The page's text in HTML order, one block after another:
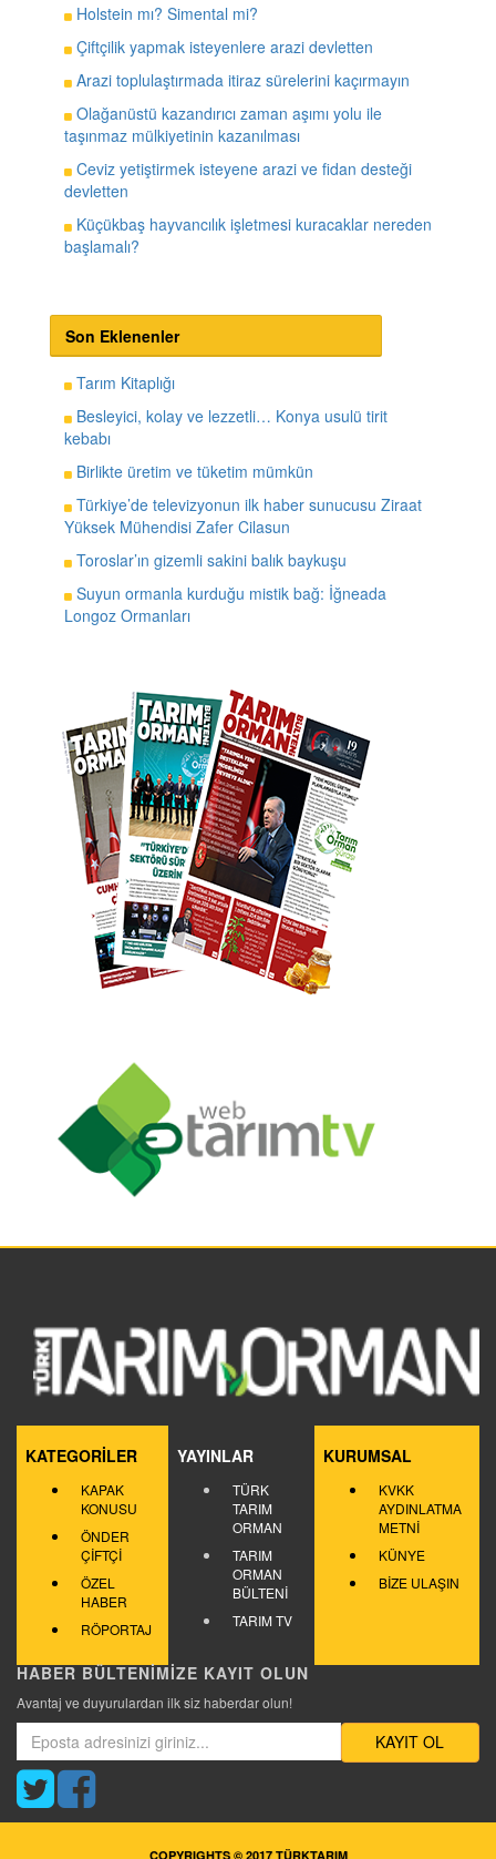
Holstein mı? Simental mi?
Çiftçilik yapmak isteyenlere arazi devletten
Arazi toplulaştırmada itiraz sürelerini kaçırmayın
Olağanüstü kazandırıcı zaman aşımı yolu ile
taşınmaz mülkiyetinin kazanılması
Ceviz yetiştirmek isteyene arazi ve fidan desteği
devletten
Küçükbaş hayvancılık işletmesi kuracaklar nereden
başlamalı?
Son Eklenenler
Tarım Kitaplığı
Besleyici, kolay ve lezzetli… Konya usulü tirit
kebabı
Birlikte üretim ve tüketim mümkün
Türkiye’de televizyonun ilk haber sunucusu Ziraat
Yüksek Mühendisi Zafer Cilasun
Toroslar’ın gizemli sakini balık baykuşu
Suyun ormanla kurduğu mistik bağ: İğneada
Longoz Ormanları
KATEGORİLER
KAPAK
KONUSU
ÖNDER
ÇİFTÇİ
ÖZEL
HABER
RÖPORTAJ
YAYINLAR
TÜRK
TARIM
ORMAN
TARIM
ORMAN
BÜLTENİ
TARIM TV
KURUMSAL
KVKK
AYDINLATMA
METNİ
KÜNYE
BİZE ULAŞIN
HABER BÜLTENİMİZE KAYIT OLUN
Avantaj ve duyurulardan ilk siz haberdar olun!
KAYIT OL
COPYRIGHTS © 2017 TÜRKTARIM